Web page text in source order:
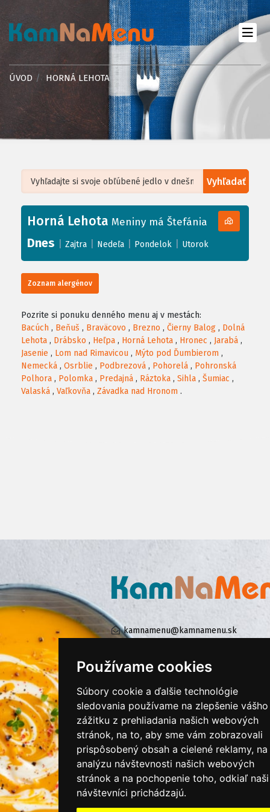
Používame cookies
Súbory cookie a ďalšie technológie
sledovania používame na zlepšenie vášho
zážitku z prehliadania našich webových
stránok, na to, aby sme vám zobrazovali
prispôsobený obsah a cielené reklamy, na
analýzu návštevnosti našich webových
stránok a na pochopenie toho, odkiaľ naši
návštevníci prichádzajú.
ÚVOD HORNÁ LEHOTA
Vyhľadať
+
−
Leaflet| ©OpenStreetMap, Tiles courtesy ofHumanitarian OpenStreetMap
Horná Lehota Meniny má Štefánia
Dnes Zajtra Nedeľa Pondelok Utorok
Zoznam alergénov
Pozrite si ponuku denného menu aj v mestách:
Bacúch , Beňuš , Braväcovo , Brezno , Čierny Balog , Dolná
Lehota , Drábsko , Heľpa , Horná Lehota , Hronec , Jarabá ,
Jasenie , Lom nad Rimavicou , Mýto pod Ďumbierom ,
Nemecká , Osrblie , Podbrezová , Pohorelá , Pohronská
Polhora , Polomka , Predajná , Ráztoka , Sihla , Šumiac ,
Valaská , Vaľkovňa , Závadka nad Hronom .
kamnamenu@kamnamenu.sk
KONTAKTUJTE NÁS
PRIHLÁSIŤ SA DO ZÁKAZNÍCKEJ ZÓNY
Všeobecné obchodné podmienky
Ochrana osobných údajov
Cookies